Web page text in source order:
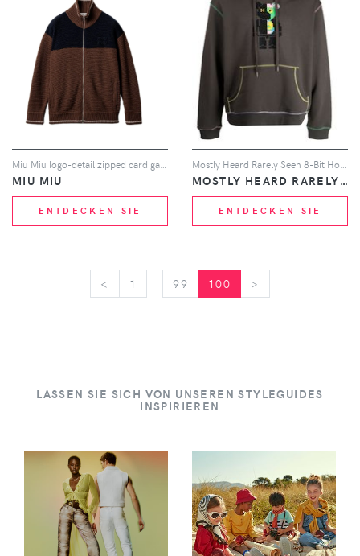
MIU MIU
ENTDECKEN SIE
MOSTLY HEARD RARELY SEEN 8-BIT
ENTDECKEN SIE
< 1 99 100 >
LASSEN SIE SICH VON UNSEREN STYLEGUIDES
INSPIRIEREN